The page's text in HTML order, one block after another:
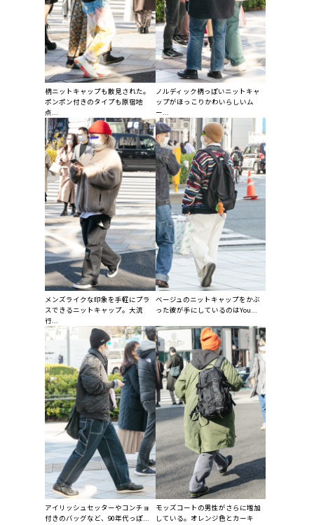
柄ニットキャップも散見された。
ポンポン付きのタイプも原宿地
点...
ノルディック柄っぽいニットキャ
ップがほっこりかわいらしいム
ー...
メンズライクな印象を手軽にプラ
スできるニットキャップ。大流
行...
ベージュのニットキャップをかぶ
った彼が手にしているのはYou...
アイリッシュセッターやコンチョ
付きのバッグなど、90年代っぽ...
モッズコートの男性がさらに増加
している。オレンジ色とカーキ